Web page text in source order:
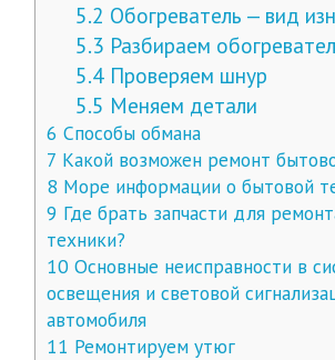
5.2 Обогреватель — вид
5.3 Разбираем
5.4 Проверяем шнур
5.5 Меняем детали
6 Способы обмана
7 Какой возможен ремонт
8 Море информации о бытовой
9 Где брать запчасти для
техники?
10Основные неисправности в
освещения и световой
автомобиля
11 Ремонтируем утюг